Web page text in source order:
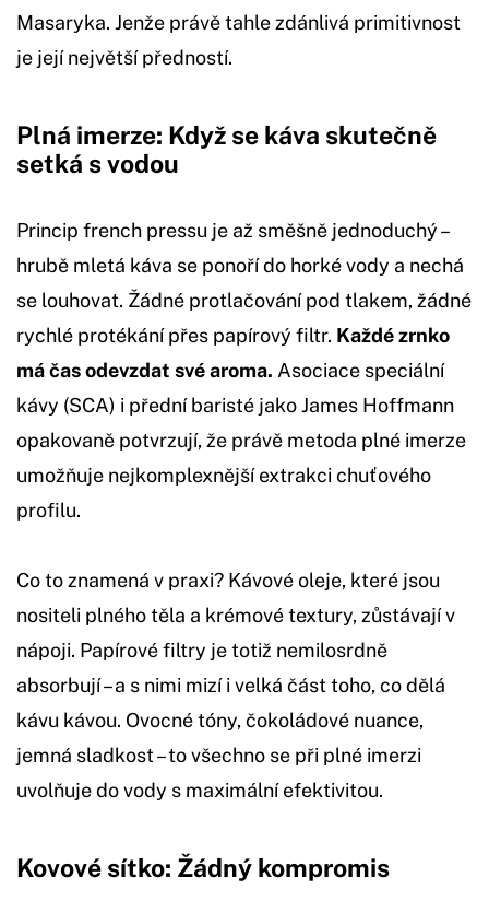
Masaryka. Jenže právě tahle zdánlivá primitivnost
je její největší předností.
Plná imerze: Když se káva skutečně
setká s vodou
Princip french pressu je až směšně jednoduchý –
hrubě mletá káva se ponoří do horké vody a nechá
se louhovat. Žádné protlačování pod tlakem, žádné
rychlé protékání přes papírový filtr. Každé zrnko
má čas odevzdat své aroma. Asociace speciální
kávy (SCA) i přední baristé jako James Hoffmann
opakovaně potvrzují, že právě metoda plné imerze
umožňuje nejkomplexnější extrakci chuťového
profilu.
Co to znamená v praxi? Kávové oleje, které jsou
nositeli plného těla a krémové textury, zůstávají v
nápoji. Papírové filtry je totiž nemilosrdně
absorbují – a s nimi mizí i velká část toho, co dělá
kávu kávou. Ovocné tóny, čokoládové nuance,
jemná sladkost – to všechno se při plné imerzi
uvolňuje do vody s maximální efektivitou.
Kovové sítko: Žádný kompromis